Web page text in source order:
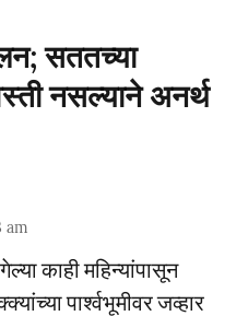
सततच्या
नसल्याने अनर्थ
am
काही महिन्यांपासून
पार्श्वभूमीवर जव्हार